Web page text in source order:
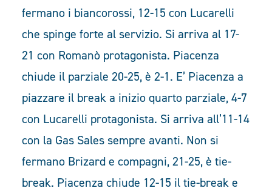
fermano i biancorossi, 12-15 con Lucarelli
che spinge forte al servizio. Si arriva al 17-
21 con Romanò protagonista. Piacenza
chiude il parziale 20-25, è 2-1. E’ Piacenza a
piazzare il break a inizio quarto parziale, 4-7
con Lucarelli protagonista. Si arriva all’11-14
con la Gas Sales sempre avanti. Non si
fermano Brizard e compagni, 21-25, è tie-
break. Piacenza chiude 12-15 il tie-break e